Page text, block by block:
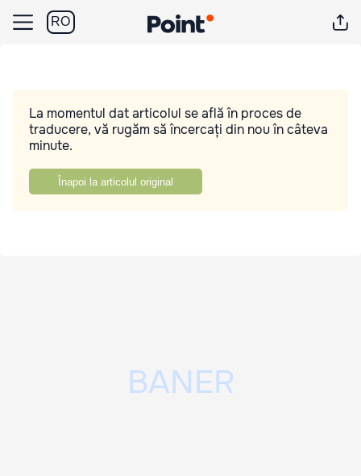
RO
La momentul dat articolul se află în proces de
traducere, vă rugăm să încercați din nou în câteva
minute.
Înapoi la articolul original